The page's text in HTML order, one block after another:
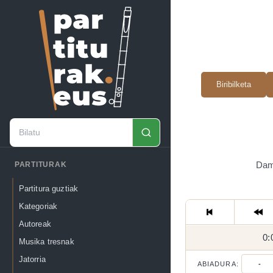
PARTITURAK
Partitura guztiak
Kategoriak
Autoreak
Musika tresnak
Jatorria
Biribilketa
ABIADURA: -